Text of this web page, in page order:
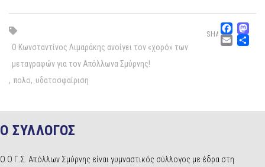
O Κωνσταντίνος Λιμαράκης ανοίγει τον «χορό» των
μεταγραφών για τον Απόλλωνα Σμύρνης!
, πολο, υδατοσφαίριση
SHARE
Ο ΣΥΛΛΟΓΟΣ
Ο Ο Γ.Σ. Απόλλων Σμύρνης είναι γυμναστικός σύλλογος με έδρα στη